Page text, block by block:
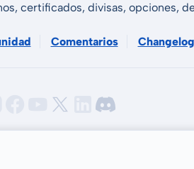
certificados, divisas, opciones,
Comentarios Changelog